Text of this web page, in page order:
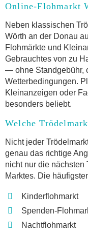
Online-Flohmarkt
Neben klassischen
Wörth an der Donau
Flohmärkte und
Gebrauchtes von zu
— ohne Standgebühr,
Wetterbedingungen.
Kleinanzeigen oder
besonders beliebt.
Welche
Nicht jeder
genau das richtige
nicht nur die nächsten
Marktes. Die
Kinderflohmarkt
Spenden-
Nachtflohmarkt